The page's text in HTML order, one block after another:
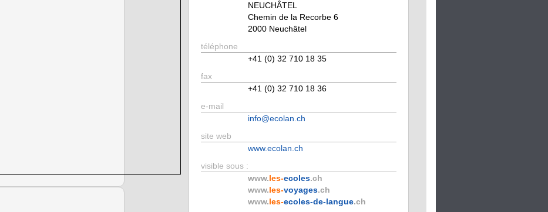
NEUCHÂTEL
Chemin de la Recorbe 6
2000 Neuchâtel
téléphone
+41 (0) 32 710 18 35
fax
+41 (0) 32 710 18 36
e-mail
info@ecolan.ch
site web
www.ecolan.ch
visible sous :
www.les-ecoles.ch
www.les-voyages.ch
www.les-ecoles-de-langue.ch